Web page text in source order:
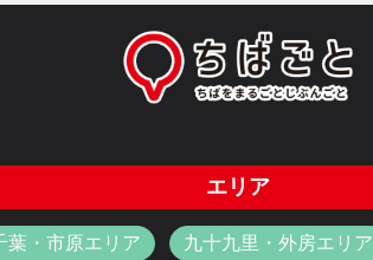
エリア
葉・市原エリア 九十九里・外房エリア